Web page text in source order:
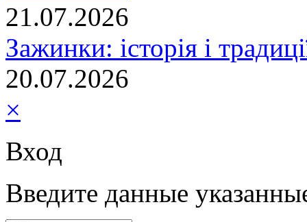
21.07.2026
Зажинки: історія і
20.07.2026
×
Вход
Введите данные